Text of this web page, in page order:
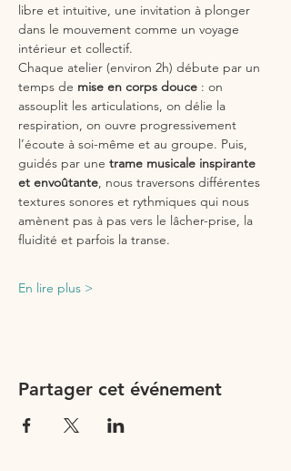
libre et intuitive, une invitation à plonger
dans le mouvement comme un voyage
intérieur et collectif.
Chaque atelier (environ 2h) débute par un
temps de mise en corps douce : on
assouplit les articulations, on délie la
respiration, on ouvre progressivement
l’écoute à soi-même et au groupe. Puis,
guidés par une trame musicale inspirante
et envoûtante, nous traversons différentes
textures sonores et rythmiques qui nous
amènent pas à pas vers le lâcher-prise, la
fluidité et parfois la transe.
En lire plus >
Partager cet événement